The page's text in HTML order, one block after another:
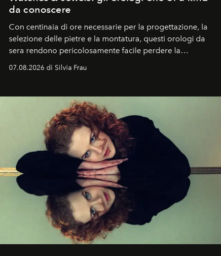
da conoscere
Con centinaia di ore necessarie per la progettazione, la
selezione delle pietre e la montatura, questi orologi da
sera rendono pericolosamente facile perdere la
cognizione del tempo. Ma con quadranti così
07.08.2026 di Silvia Frau